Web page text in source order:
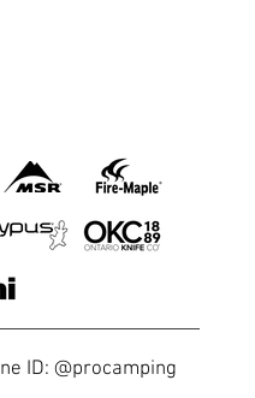
ID: @procamping